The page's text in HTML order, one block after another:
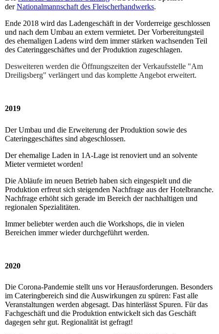
derNationalmannschaft des Fleischerhandwerks.
Ende 2018 wird das Ladengeschäft in der Vorderreige geschlossen
und nach dem Umbau an extern vermietet. Der Vorbereitungsteil
des ehemaligen Ladens wird dem immer stärken wachsenden Teil
des Cateringgeschäftes und der Produktion zugeschlagen.
Desweiteren werden die Öffnungszeiten der Verkaufsstelle "Am
Dreiligsberg" verlängert und das komplette Angebot erweitert.
2019
Der Umbau und die Erweiterung der Produktion sowie des
Cateringgeschäftes sind abgeschlossen.
Der ehemalige Laden in 1A-Lage ist renoviert und an solvente
Mieter vermietet worden!
Die Abläufe im neuen Betrieb haben sich eingespielt und die
Produktion erfreut sich steigenden Nachfrage aus der Hotelbranche.
Nachfrage erhöht sich gerade im Bereich der nachhaltigen und
regionalen Spezialitäten.
Immer beliebter werden auch die Workshops, die in vielen
Bereichen immer wieder durchgeführt werden.
2020
Die Corona-Pandemie stellt uns vor Herausforderungen. Besonders
im Cateringbereich sind die Auswirkungen zu spüren: Fast alle
Veranstaltungen werden abgesagt. Das hinterlässt Spuren. Für das
Fachgeschäft und die Produktion entwickelt sich das Geschäft
dagegen sehr gut. Regionalität ist gefragt!